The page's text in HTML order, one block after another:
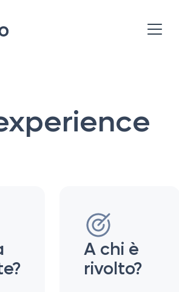
A chi è
rivolto?